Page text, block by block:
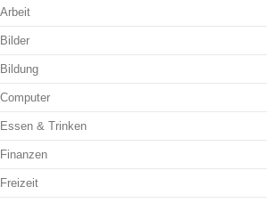
Arbeit
Bilder
Bildung
Computer
Essen & Trinken
Finanzen
Freizeit